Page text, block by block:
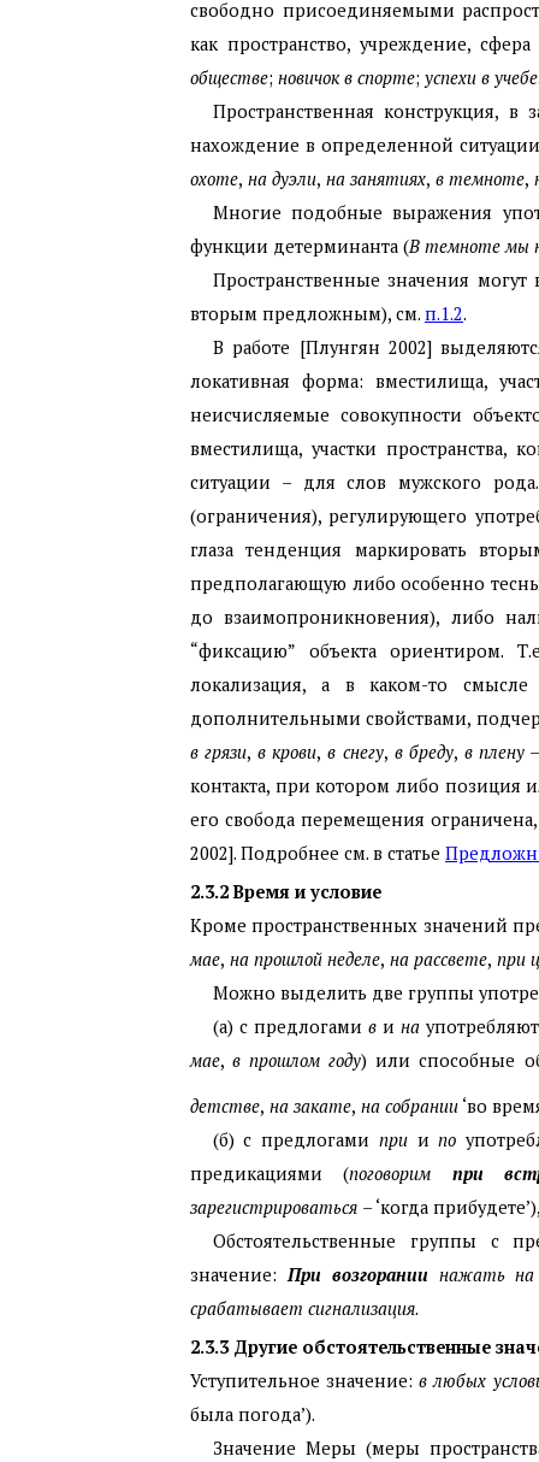
свободно присоединяемыми
как пространство, учреждение,
обществе; новичок в спорте; успехи в учебе
Пространственная конструкция, в
нахождение в определенной
охоте, на дуэли, на занятиях, в темноте,
Многие подобные выражения
функции детерминанта (В темноте мы
Пространственные значения
вторым предложным), см. п.1.2.
В работе [Плунгян 2002]
локативная форма: вместилища,
неисчисляемые совокупности
вместилища, участки пространства,
ситуации – для слов мужского
(ограничения), регулирующего
глаза тенденция маркировать
предполагающую либо особенно
до взаимопроникновения), либо
“фиксацию” объекта ориентиром.
локализация, а в каком-то
дополнительными свойствами,
в грязи, в крови, в снегу, в бреду, в плену
контакта, при котором либо позиция
его свобода перемещения
2002]. Подробнее см. в статье
2.3.2 Время и условие
Кроме пространственных значений
мае, на прошлой неделе, на рассвете, при
Можно выделить две группы
(а) с предлогами в ина
мае,в прошлом году) или способные
детстве, на закате, на собрании ‘во
(б) с предлогами приипо
предикациями (поговорим при
зарегистрироваться – ‘когда
Обстоятельственные группы с
значение: При возгорании нажать на
срабатывает сигнализация.
2.3.3 Другие обстоятельственные
Уступительное значение:в любых
была погода’).
Значение Меры (меры